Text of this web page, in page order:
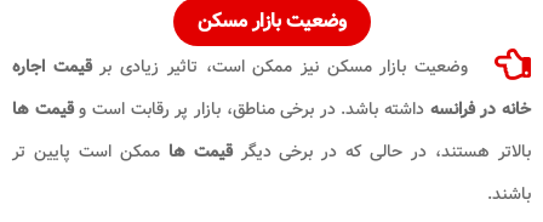
وضعیت بازار مسکن
وضعیت بازار مسکن نیز ممکن است، تاثیر زیادی برقیمت اجاره
خانه در فرانسه داشته باشد. در برخی مناطق، بازار پر رقابت است وقیمت ها
بالاتر هستند، در حالی که در برخی دیگرقیمت هاممکن است پایین تر
باشند.